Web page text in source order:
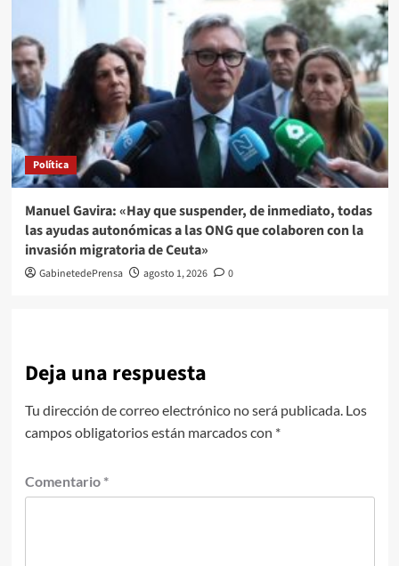
Política
Manuel Gavira: «Hay que suspender, de inmediato, todas
las ayudas autonómicas a las ONG que colaboren con la
invasión migratoria de Ceuta»
GabinetedePrensa agosto 1, 2026 0
Deja una respuesta
Tu dirección de correo electrónico no será publicada. Los
campos obligatorios están marcados con *
Comentario *